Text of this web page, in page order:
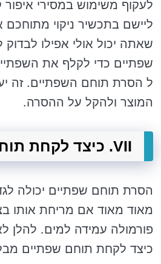
לעקוף משימוש במסירי
ליישם בתכשיר ניקוי מתוחכם
שאתה יכול אולי אפילו
שפתיים כדי לקלף את
ל הסרת תוחם השפתיים. זה
המוצר ולהקל על ההסרה.
VII. כיצד לקחת תוחם שפתיים
הסרת תוחם שפתיים יכולה
מאוד מאוד אם מריחת אותו
פורמולה עמידה למים. להלן
כיצד לקחת תוחם שפתיים